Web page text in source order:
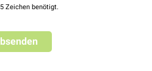
Zeichen benötigt.